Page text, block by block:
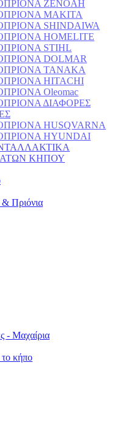
ZENOAH
MAKITA
SHINDAIWA
HOMELITE
STIHL
DOLMAR
TANAKA
HITACHI
Oleomac
ΔΙΑΦΟΡΕΣ
HUSQVARNA
HYUNDAI
ΚΗΠΟΥ
& Πριόνια
- Μαχαίρια
κήπο